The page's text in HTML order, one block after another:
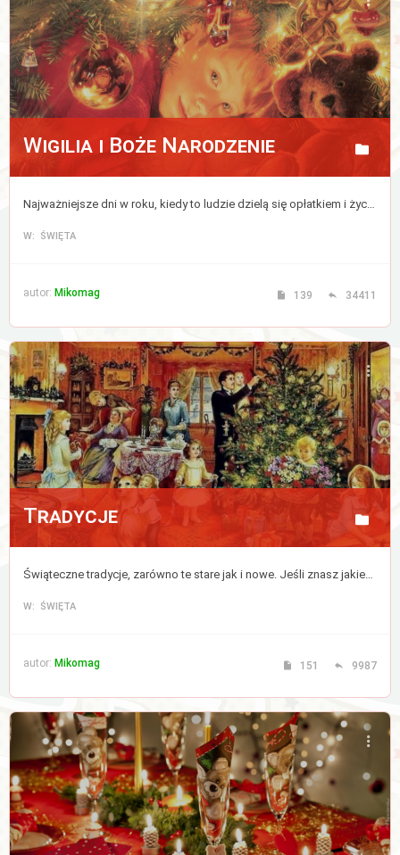
Aktywne
tematy
WIĘCEJ…
Wyszukiwanie
Wigilia i Boże Narodzenie
Najważniejsze dni w roku, kiedy to ludzie dzielą się opłatkiem i życzą sobie wszystkiego co najlepsze, a zwierzęta mówią ludzkim głosem.
W: ŚWIĘTA
autor: Mikomag 139 34411
Tradycje
Świąteczne tradycje, zarówno te stare jak i nowe. Jeśli znasz jakieś to podziel się nimi z nami. Nie dajmy tradycjom umrzeć!
W: ŚWIĘTA
autor: Mikomag 151 9987